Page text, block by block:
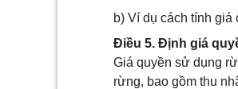
b) Ví dụ cách tính
Điều 5. Định giá
Giá quyền sử dụng
rừng, bao gồm thu